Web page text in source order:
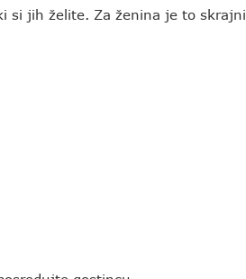
si jih želite. Za ženina je to skrajni